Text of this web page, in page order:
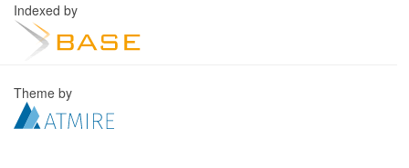
Indexed by
Theme by